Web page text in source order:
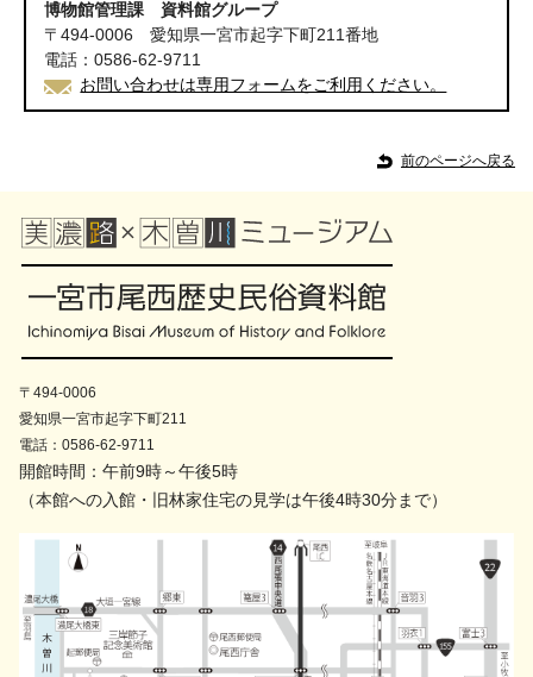
博物館管理課 資料館グループ
〒494-0006 愛知県一宮市起字下町211番地
電話：0586-62-9711
お問い合わせは専用フォームをご利用ください。
前のページへ戻る
〒494-0006
愛知県一宮市起字下町211
電話：0586-62-9711
開館時間：午前9時～午後5時
（本館への入館・旧林家住宅の見学は午後4時30分まで）